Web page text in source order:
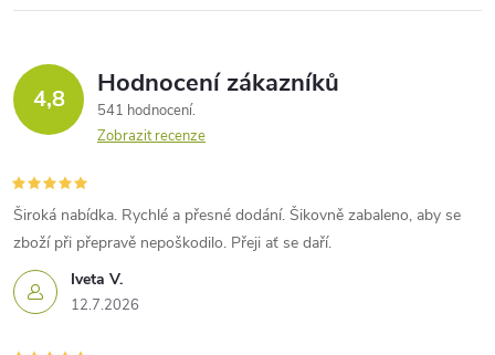
4,8 Hodnocení zákazníků
541 hodnocení
Zobrazit recenze
Iveta V.
12.7.2026
Široká nabídka. Rychlé a přesné dodání. Šikovně zabaleno, aby se
zboží při přepravě nepoškodilo. Přeji ať se daří.